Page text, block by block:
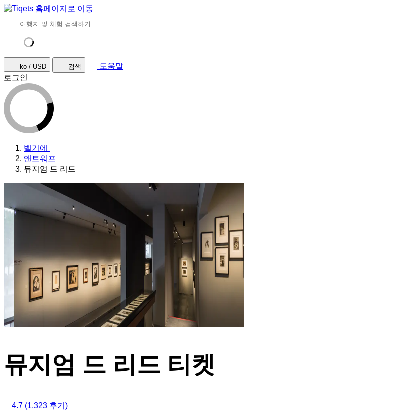
ko / USD 검색
도움말
로그인
벨기에
앤트워프
뮤지엄 드 리드
뮤지엄 드 리드 티켓
4.7 (1,323 후기)